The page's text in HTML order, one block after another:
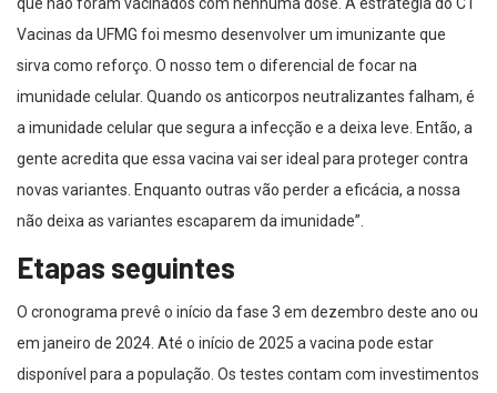
Vacinas da UFMG foi mesmo desenvolver um imunizante que
sirva como reforço. O nosso tem o diferencial de focar na
imunidade celular. Quando os anticorpos neutralizantes falham, é
a imunidade celular que segura a infecção e a deixa leve. Então, a
gente acredita que essa vacina vai ser ideal para proteger contra
novas variantes. Enquanto outras vão perder a eficácia, a nossa
não deixa as variantes escaparem da imunidade”.
Etapas seguintes
O cronograma prevê o início da fase 3 em dezembro deste ano ou
em janeiro de 2024. Até o início de 2025 a vacina pode estar
disponível para a população. Os testes contam com investimentos